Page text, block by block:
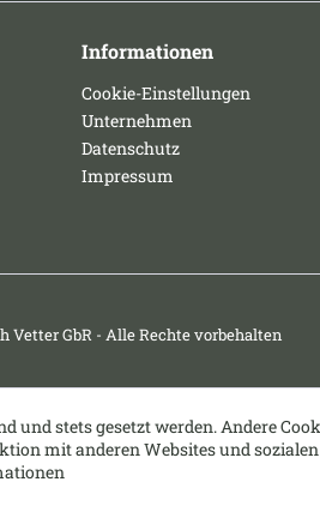
Informationen
Cookie-Einstellungen
Unternehmen
Datenschutz
Impressum
Vetter GbR - Alle Rechte vorbehalten
und stets gesetzt werden. Andere
mit anderen Websites und sozialen